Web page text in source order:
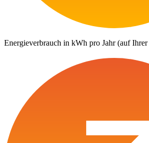
Energieverbrauch in kWh pro Jahr (auf Ihrer